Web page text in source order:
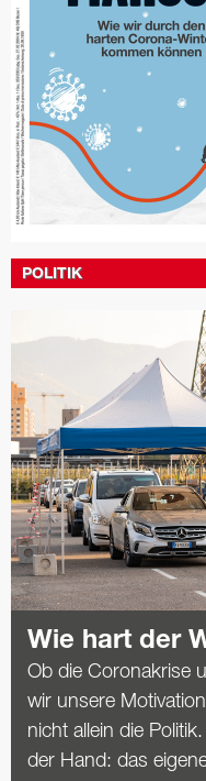
POLITIK
Wie hart der
Ob die Coronakrise
wir unsere
nicht allein die
der Hand: das